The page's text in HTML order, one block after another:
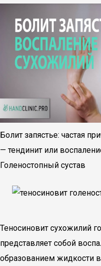
Болит запястье: частая
— тендинит или
Голеностопный сустав
Теносиновит сухожилий
представляет собой
образованием жидкости